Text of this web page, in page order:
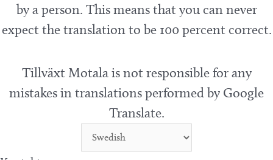
by a person. This means that you can never
expect the translation to be 100 percent correct.
Tillväxt Motala is not responsible for any
mistakes in translations performed by Google
Translate.